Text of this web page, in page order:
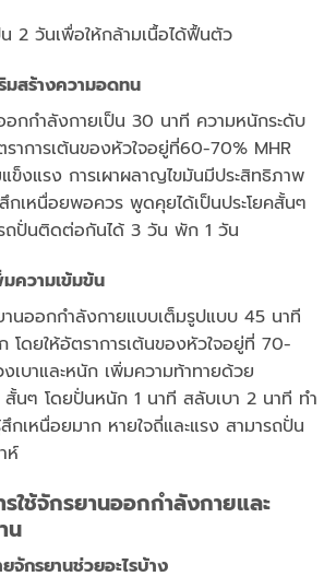
2 วันเพื่อให้กล้ามเนื้อได้ฟื้นตัว
มสร้างความอดทน
อกกำลังกายเป็น 30 นาที ความหนักระดับ
าการเต้นของหัวใจอยู่ที่60-70% MHR
แข็งแรง การเผาผลาญไขมันมีประสิทธิภาพ
กเหนื่อยพอควร พูดคุยได้เป็นประโยคสั้นๆ
รถปั่นติดต่อกันได้ 3 วัน พัก 1 วัน
มความเข้มข้น
านออกกำลังกายแบบเต็มรูปแบบ 45 นาที
โดยให้อัตราการเต้นของหัวใจอยู่ที่ 70-
เบาและหนัก เพิ่มความท้าทายด้วย
นๆ โดยปั่นหนัก 1 นาที สลับเบา 2 นาที ทำ
เหนื่อยมาก หายใจถี่และแรง สามารถปั่น
ห์
ใช้จักรยานออกกำลังกายและ
น
จักรยานช่วยอะไรบ้าง